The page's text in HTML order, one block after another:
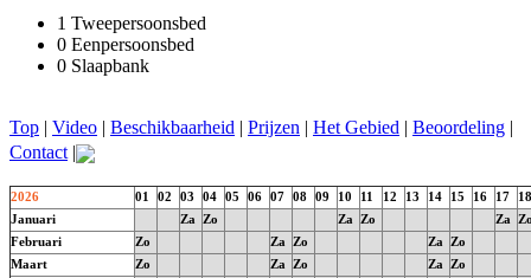
1 Tweepersoonsbed
0 Eenpersoonsbed
0 Slaapbank
Top | Video | Beschikbaarheid | Prijzen | Het Gebied | Beoordeling |
Contact |
2026 01 02 03 04 05 06 07 08 09 10 11 12 13 14 15 16 17
18
Januari
Za Zo Za Zo Za
Februari
Zo Za Zo Za
Zo
Maart
Zo Za Zo Za
Zo